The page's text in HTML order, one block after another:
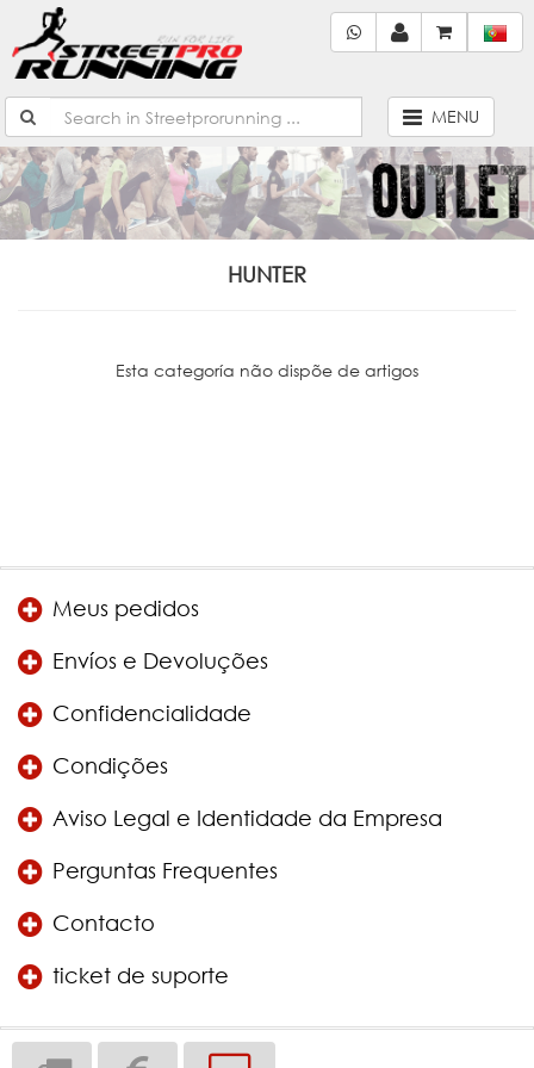
MENU
HUNTER
Esta categoría não dispõe de artigos
Meus pedidos
Envíos e Devoluções
Confidencialidade
Condições
Aviso Legal e Identidade da Empresa
Perguntas Frequentes
Contacto
ticket de suporte